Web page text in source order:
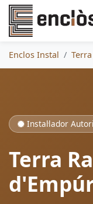
Enclos Instal
Instal·lador
Terra